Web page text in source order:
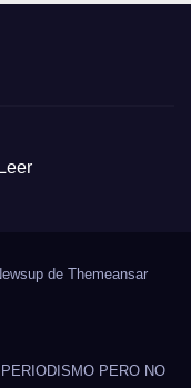
de Themeansar
PERO NO